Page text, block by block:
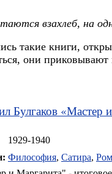
взахлеб, на
такие книги,
они
Булгаков «Мастер
1929-1940
Философия, Сатира,